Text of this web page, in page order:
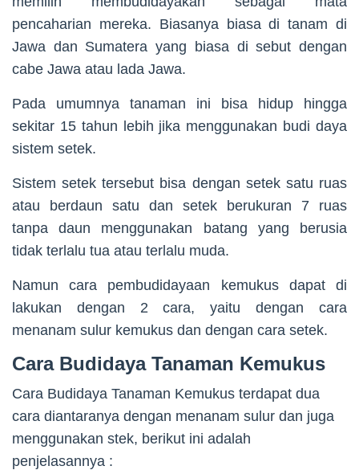
pencaharian mereka. Biasanya biasa di tanam di
Jawa dan Sumatera yang biasa di sebut dengan
cabe Jawa atau lada Jawa.
Pada umumnya tanaman ini bisa hidup hingga
sekitar 15 tahun lebih jika menggunakan budi daya
sistem setek.
Sistem setek tersebut bisa dengan setek satu ruas
atau berdaun satu dan setek berukuran 7 ruas
tanpa daun menggunakan batang yang berusia
tidak terlalu tua atau terlalu muda.
Namun cara pembudidayaan kemukus dapat di
lakukan dengan 2 cara, yaitu dengan cara
menanam sulur kemukus dan dengan cara setek.
Cara Budidaya Tanaman Kemukus
Cara Budidaya Tanaman Kemukus terdapat dua
cara diantaranya dengan menanam sulur dan juga
menggunakan stek, berikut ini adalah
penjelasannya :